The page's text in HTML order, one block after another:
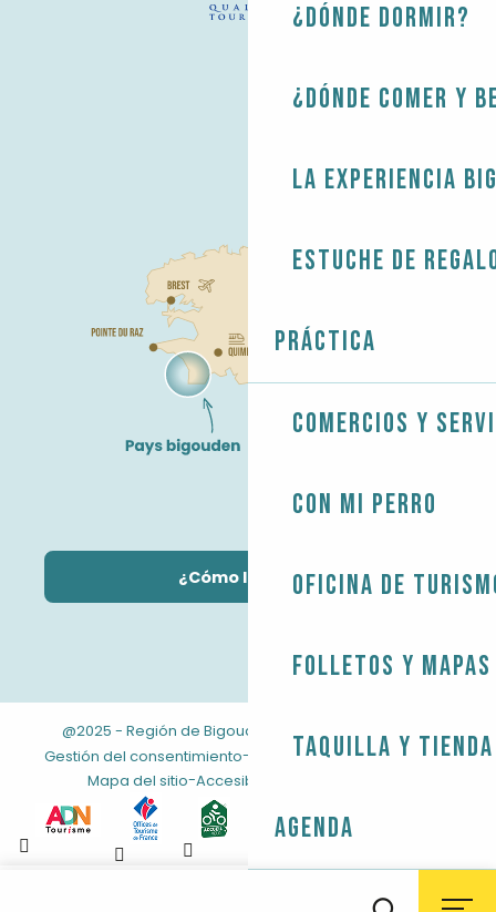
¿Dónde dormir?
¿Dónde comer y
La experiencia
Estuche de
Práctica
Comercios y
Con mi perro
Oficina de
Folletos y mapas
Taquilla y tienda
Agenda
¿Cómo llegar?
@2025 - Región de Bigouden Información jurídica-
Gestión del consentimiento- CONDICIONES GENERALES
-
Mapa del sitio-Accesibilidad: no conforme